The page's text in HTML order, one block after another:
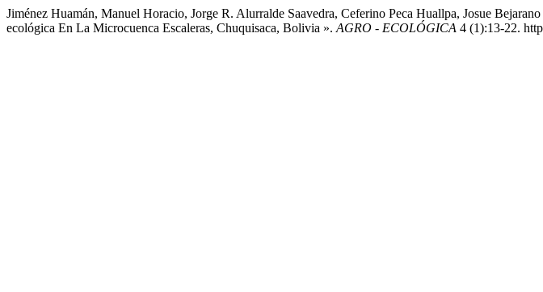
Jiménez Huamán, Manuel Horacio, Jorge R. Alurralde Saavedra, Ceferino Peca Huallpa, Josue
ecológica En La Microcuenca Escaleras, Chuquisaca, Bolivia ». AGRO - ECOLÓGICA 4 (1):13-22.